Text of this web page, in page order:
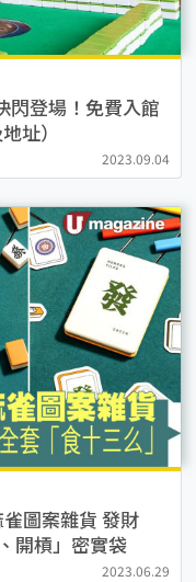
閃登場！免費入館
址）
2023.09.04
圖案雜貨 發財
開槓」密實袋
2023.06.29